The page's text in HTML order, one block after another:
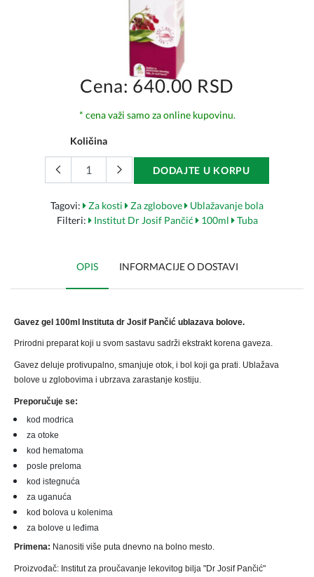
Cena: 640.00 RSD
* cena važi samo za online kupovinu.
Količina
DODAJTE U KORPU
Tagovi: Za kosti Za zglobove
Ublažavanje bola
Filteri: Institut Dr Josif Pančić 100ml Tuba
OPIS INFORMACIJE O DOSTAVI
Gavez gel 100ml Instituta dr Josif Pančić ublazava bolove.
Prirodni preparat koji u svom sastavu sadrži ekstrakt korena gaveza.
Gavez deluje protivupalno, smanjuje otok, i bol koji ga prati. Ublažava
bolove u zglobovima i ubrzava zarastanje kostiju.
Preporučuje se:
kod modrica
za otoke
kod hematoma
posle preloma
kod istegnuća
za uganuća
kod bolova u kolenima
za bolove u leđima
Primena: Nanositi više puta dnevno na bolno mesto.
Proizvođač: Institut za proučavanje lekovitog bilja "Dr Josif Pančić"